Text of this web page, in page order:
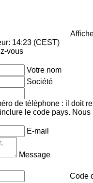
14:23 (CEST)
vous
Votre nom
Société
de téléphone : il doit
le code pays. Nous
E-mail
Message
Code